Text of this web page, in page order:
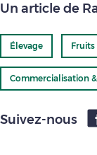
Un article de
Élevage Fruits
Commercialisation
Suivez-nous